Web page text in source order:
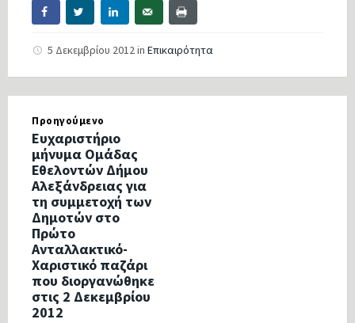
5 Δεκεμβρίου 2012in Επικαιρότητα
Προηγούμενο
Ευχαριστήριο
μήνυμα Ομάδας
Εθελοντών Δήμου
Αλεξάνδρειας για
τη συμμετοχή των
Δημοτών στο
Πρώτο
Ανταλλακτικό-
Χαριστικό παζάρι
που διοργανώθηκε
στις 2 Δεκεμβρίου
2012